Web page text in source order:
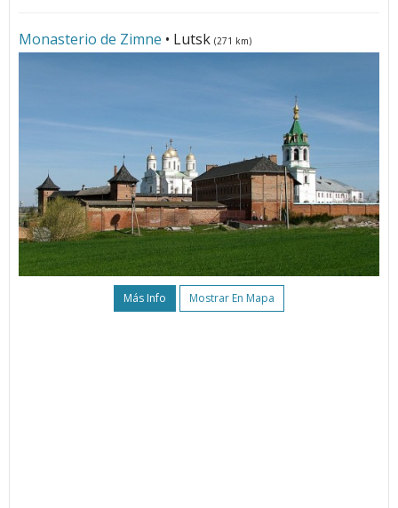
Monasterio de Zimne • Lutsk (271 km)
Más Info Mostrar En Mapa